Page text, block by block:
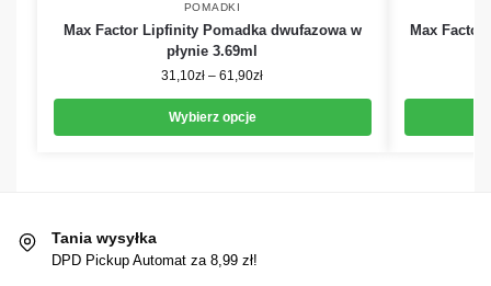
POMADKI
Max Factor Lipfinity Pomadka dwufazowa w
płynie 3.69ml
31,10zł – 61,90zł
Wybierz opcje
Max
Tania wysyłka
DPD Pickup Automat za 8,99 zł!